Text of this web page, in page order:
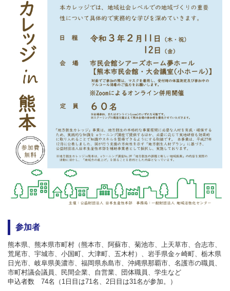
参加者
熊本県、熊本県市町村（熊本市、阿蘇市、菊池市、上天草市、合志市、
荒尾市、宇城市、小国町、大津町、五木村）、岩手県金ヶ崎町、栃木県
日光市、岐阜県美濃市、福岡県糸島市、沖縄県那覇市、名護市の職員、
市町村議会議員、民間企業、自営業、団体職員、学生など
申込者数 74名（1日目は71名、2日目は31名が参加。）